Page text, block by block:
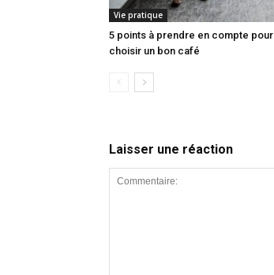
Vie pratique
5 points à prendre en compte pour
choisir un bon café
Laisser une réaction